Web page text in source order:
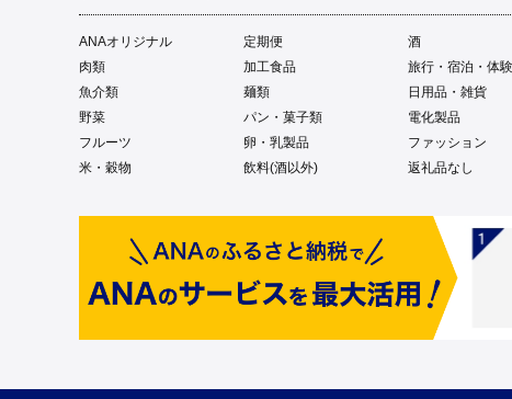
ANAオリジナル 定期便
酒
肉類
加工食品
旅行・宿泊・体験
魚介類
麺類
日用品・雑貨
野菜
パン・菓子類
電化製品
フルーツ
卵・乳製品
ファッション
米・穀物
飲料(酒以外) 返礼品なし